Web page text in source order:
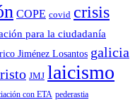
COPE covid crisis
para la ciudadaní­a
Jiménez Losantos galicia
JMJ laicismo
con ETA pederastia